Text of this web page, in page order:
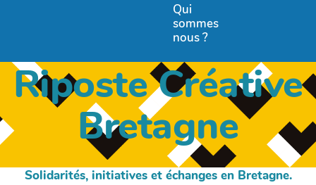
Qui
sommes
nous ?
Riposte Créative
Bretagne
Solidarités, initiatives et échanges en Bretagne.